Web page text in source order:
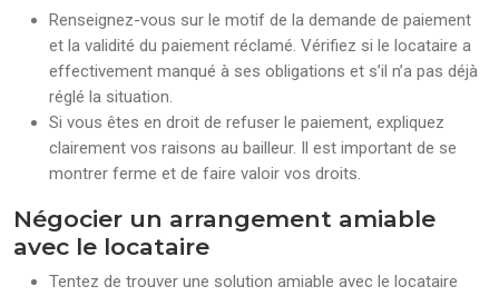
Renseignez-vous sur le motif de la demande de paiement
et la validité du paiement réclamé. Vérifiez si le locataire a
effectivement manqué à ses obligations et s’il n’a pas déjà
réglé la situation.
Si vous êtes en droit de refuser le paiement, expliquez
clairement vos raisons au bailleur. Il est important de se
montrer ferme et de faire valoir vos droits.
Négocier un arrangement amiable
avec le locataire
Tentez de trouver une solution amiable avec le locataire